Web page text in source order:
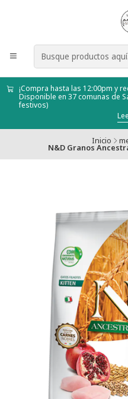
¡Compra hasta las 12:00pm y
Disponible en 37 comunas de
festivos)
Inicio
N&D Granos